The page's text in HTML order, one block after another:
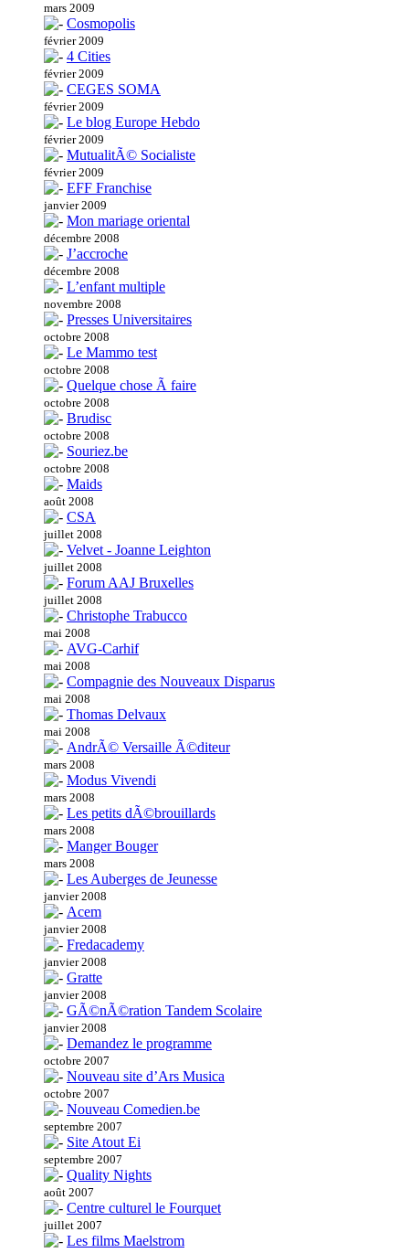
mars 2009
Cosmopolis
février 2009
4 Cities
février 2009
CEGES SOMA
février 2009
Le blog Europe Hebdo
février 2009
MutualitÃ© Socialiste
février 2009
EFF Franchise
janvier 2009
Mon mariage oriental
décembre 2008
J’accroche
décembre 2008
L’enfant multiple
novembre 2008
Presses Universitaires
octobre 2008
Le Mammo test
octobre 2008
Quelque chose Ã faire
octobre 2008
Brudisc
octobre 2008
Souriez.be
octobre 2008
Maids
août 2008
CSA
juillet 2008
Velvet - Joanne Leighton
juillet 2008
Forum AAJ Bruxelles
juillet 2008
Christophe Trabucco
mai 2008
AVG-Carhif
mai 2008
Compagnie des Nouveaux Disparus
mai 2008
Thomas Delvaux
mai 2008
AndrÃ© Versaille Ã©diteur
mars 2008
Modus Vivendi
mars 2008
Les petits dÃ©brouillards
mars 2008
Manger Bouger
mars 2008
Les Auberges de Jeunesse
janvier 2008
Acem
janvier 2008
Fredacademy
janvier 2008
Gratte
janvier 2008
GÃ©nÃ©ration Tandem Scolaire
janvier 2008
Demandez le programme
octobre 2007
Nouveau site d’Ars Musica
octobre 2007
Nouveau Comedien.be
septembre 2007
Site Atout Ei
septembre 2007
Quality Nights
août 2007
Centre culturel le Fourquet
juillet 2007
Les films Maelstrom